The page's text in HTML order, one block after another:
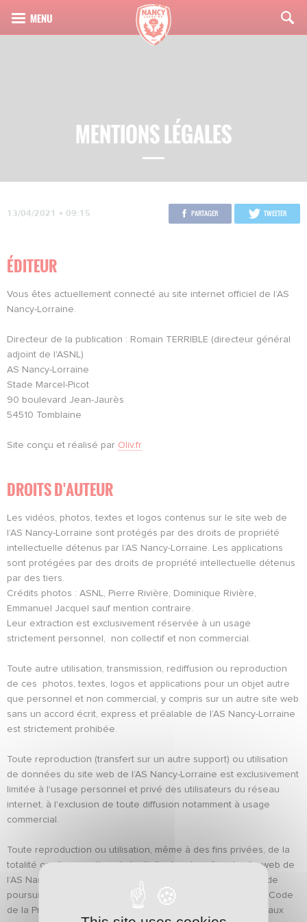
MENTIONS LÉGALES
13/04/2021 • 09:15 PARTAGER TWEETER
ÉDITEUR
Vous êtes actuellement connecté au site internet officiel de l’AS
Nancy-Lorraine.
Directeur de la publication : Romain TERRIBLE (directeur général
adjoint de l'ASNL)
AS Nancy-Lorraine
Stade Marcel-Picot
90 boulevard Jean-Jaurès
54510 Tomblaine
Site conçu et réalisé par Oliv.fr
DROITS D'AUTEUR
Les vidéos, photos, textes et logos contenus sur le site web de
l’AS Nancy-Lorraine sont protégés par des droits de propriété
intellectuelle détenus par l’AS Nancy-Lorraine. Les applications
sont protégées par des droits de propriété intellectuelle détenus
par des tiers.
Crédits photos : ASNL, Pierre Rivière, Dominique Rivière,
Emmanuel Jacquel sauf mention contraire.
Leur extraction est exclusivement réservée à un usage
strictement personnel, non collectif et non commercial.
Toute autre utilisation, transmission, rediffusion ou reproduction
de ces photos, textes, logos et applications pour un objet autre
que personnel et non commercial, y compris sur un autre site web
sans un accord écrit, express et préalable de l’AS Nancy-Lorraine
est strictement prohibée.
Toute reproduction (transfert sur un autre support) ou utilisation
de données du site web de l’AS Nancy-Lorraine est exclusivement
limitée à l'usage personnel et privé des utilisateurs du réseau
internet, à l'exclusion de toute diffusion notamment à usage
commercial.
Toute reproduction ou utilisation, même à des fins privées, de la
totalité ou d'une partie substantielle des données du site web de
l’AS Nancy-Lorraine est strictement interdite et susceptible de
poursuites conformément aux articles L 343-1 et suivant du Code
de la Propriété intellectuelle, aux règlements nationaux et aux